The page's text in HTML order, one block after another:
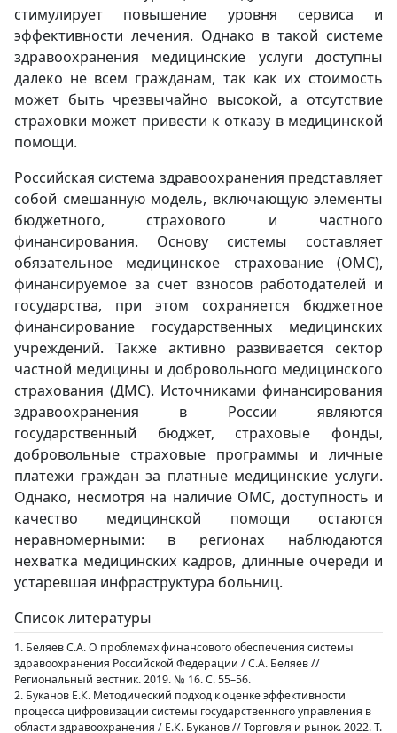
стимулирует повышение уровня сервиса и
эффективности лечения. Однако в такой системе
здравоохранения медицинские услуги доступны
далеко не всем гражданам, так как их стоимость
может быть чрезвычайно высокой, а отсутствие
страховки может привести к отказу в медицинской
помощи.
Российская система здравоохранения представляет
собой смешанную модель, включающую элементы
бюджетного, страхового и частного
финансирования. Основу системы составляет
обязательное медицинское страхование (ОМС),
финансируемое за счет взносов работодателей и
государства, при этом сохраняется бюджетное
финансирование государственных медицинских
учреждений. Также активно развивается сектор
частной медицины и добровольного медицинского
страхования (ДМС). Источниками финансирования
здравоохранения в России являются
государственный бюджет, страховые фонды,
добровольные страховые программы и личные
платежи граждан за платные медицинские услуги.
Однако, несмотря на наличие ОМС, доступность и
качество медицинской помощи остаются
неравномерными: в регионах наблюдаются
нехватка медицинских кадров, длинные очереди и
устаревшая инфраструктура больниц.
Список литературы
1. Беляев С.А. О проблемах финансового обеспечения системы
здравоохранения Российской Федерации / С.А. Беляев //
Региональный вестник. 2019. № 16. С. 55–56.
2. Буканов Е.К. Методический подход к оценке эффективности
процесса цифровизации системы государственного управления в
области здравоохранения / Е.К. Буканов // Торговля и рынок. 2022. Т.